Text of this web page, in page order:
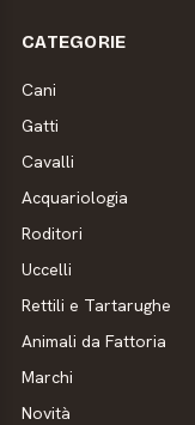
CATEGORIE
Cani
Gatti
Cavalli
Acquariologia
Roditori
Uccelli
Rettili e Tartarughe
Animali da Fattoria
Marchi
Novità